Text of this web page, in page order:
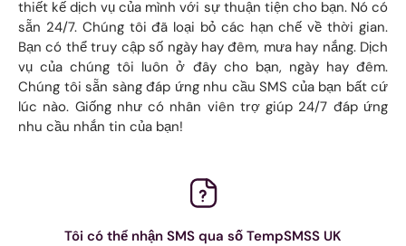
thiết kế dịch vụ của mình với sự thuận tiện cho bạn. Nó có
sẵn 24/7. Chúng tôi đã loại bỏ các hạn chế về thời gian.
Bạn có thể truy cập số ngày hay đêm, mưa hay nắng. Dịch
vụ của chúng tôi luôn ở đây cho bạn, ngày hay đêm.
Chúng tôi sẵn sàng đáp ứng nhu cầu SMS của bạn bất cứ
lúc nào. Giống như có nhân viên trợ giúp 24/7 đáp ứng
nhu cầu nhắn tin của bạn!
Tôi có thể nhận SMS qua số TempSMSS UK